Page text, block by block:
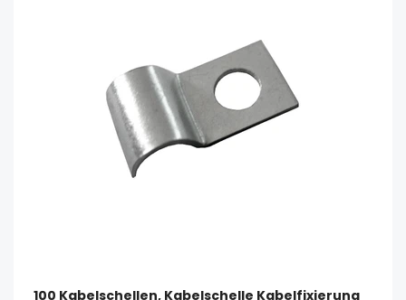
100 Kabelschellen, Kabelschelle Kabelfixierung